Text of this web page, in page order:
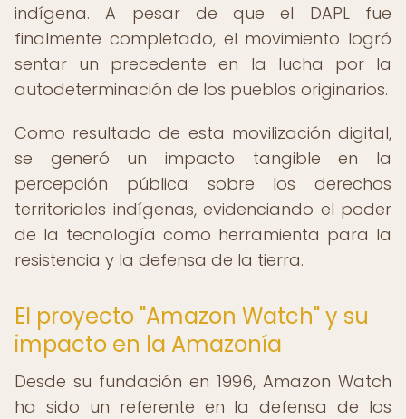
indígena. A pesar de que el DAPL fue
finalmente completado, el movimiento logró
sentar un precedente en la lucha por la
autodeterminación de los pueblos originarios.
Como resultado de esta movilización digital,
se generó un impacto tangible en la
percepción pública sobre los derechos
territoriales indígenas, evidenciando el poder
de la tecnología como herramienta para la
resistencia y la defensa de la tierra.
El proyecto "Amazon Watch" y su
impacto en la Amazonía
Desde su fundación en 1996, Amazon Watch
ha sido un referente en la defensa de los